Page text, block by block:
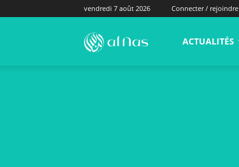
vendredi 7 août 2026 Connecter / rejoindre
alNas.fr ACTUALITÉS